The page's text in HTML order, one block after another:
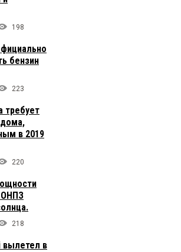
198
бензин
223
требует
в 2019
220
ОНПЗ
218
вылетел в